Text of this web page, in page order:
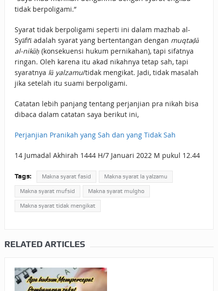
tidak berpoligami.”
Syarat tidak berpoligami seperti ini dalam mazhab al-
Syāfi‘ī adalah syarat yang bertentangan dengan muqtaḍā
al-nikāḥ(konsekuensi hukum pernikahan), tapi sifatnya
ringan. Oleh karena itu akad nikahnya tetap sah, tapi
syaratnya lā yalzamu/tidak mengikat. Jadi, tidak masalah
jika setelah itu suami berpoligami.
Catatan lebih panjang tentang perjanjian pra nikah bisa
dibaca dalam catatan saya berikut ini,
Perjanjian Pranikah yang Sah dan yang Tidak Sah
14 Jumadal Akhirah 1444 H/7 Januari 2022 M pukul 12.44
Tags: Makna syarat fasid Makna syarat la yalzamu
Makna syarat mufsid Makna syarat mulgho
Makna syarat tidak mengikat
RELATED ARTICLES